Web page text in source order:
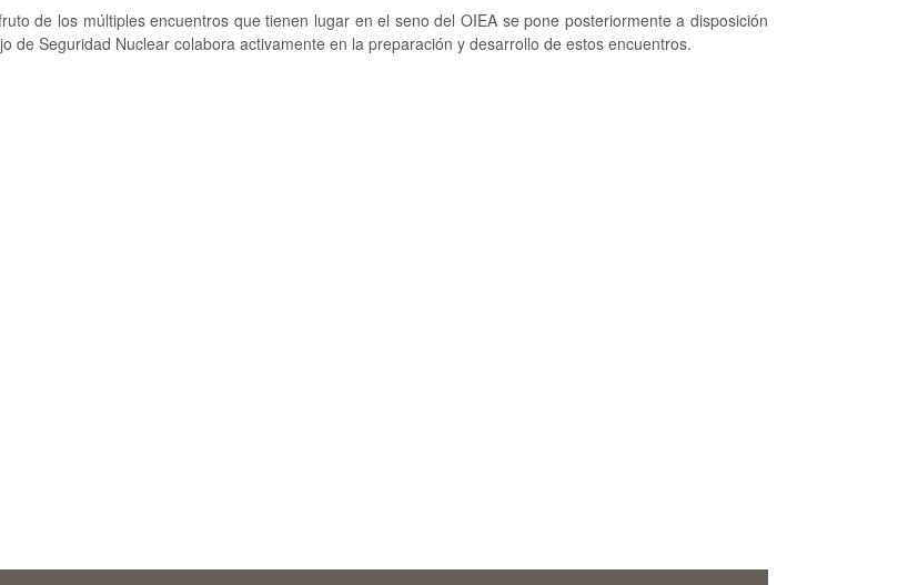
de los múltiples encuentros que tienen lugar en el seno del OIEA se pone posteriormente a disposición
de Seguridad Nuclear colabora activamente en la preparación y desarrollo de estos encuentros.